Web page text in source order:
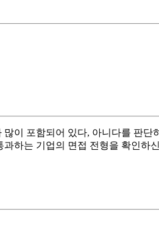
이 포함되어 있다, 아니다를 판
하는 기업의 면접 전형을 확인하